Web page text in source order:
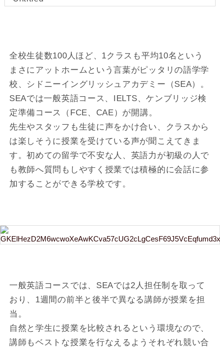
全校生徒数100人ほど、1クラスも平均10名という
まさにアットホームという言葉がピッタリの語学学
校、シドニーイングリッシュアカデミー（SEA）。
SEAでは一般英語コース、IELTS、ケンブリッジ検
定準備コース（FCE、CAE）が開講。
先生やスタッフも生徒に声をかけ合い、クラスから
は楽しそうに授業を受けている声が聞こえてきま
す。初めての留学で不安な人、英語力が初級の人で
も教師へ質問もしやすく授業では積極的に会話に参
加することができる学校です。
一般英語コースでは、SEAでは2人担任制を取って
おり、1週間の前半と後半で異なる講師が授業を担
当。
自然と学生に授業を比較されるという環境なので、
講師もベストな授業を行なえるようそれぞれ競い合